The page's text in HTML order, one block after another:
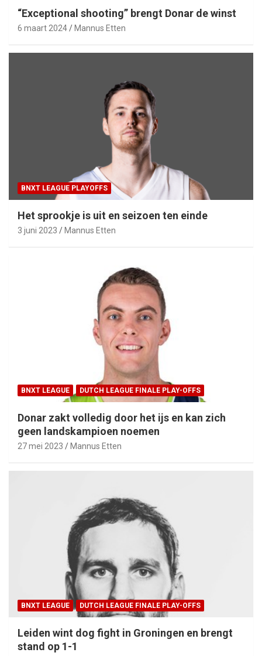
“Exceptional shooting” brengt Donar de winst
6 maart 2024 Mannus Etten
BNXT LEAGUE PLAYOFFS
Het sprookje is uit en seizoen ten einde
3 juni 2023 Mannus Etten
BNXT LEAGUE DUTCH LEAGUE FINALE PLAY-OFFS
Donar zakt volledig door het ijs en kan zich
geen landskampioen noemen
27 mei 2023 Mannus Etten
BNXT LEAGUE DUTCH LEAGUE FINALE PLAY-OFFS
Leiden wint dog fight in Groningen en brengt
stand op 1-1